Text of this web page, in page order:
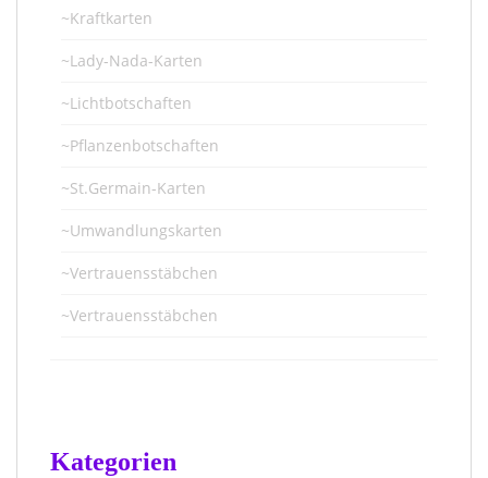
~Kraftkarten
~Lady-Nada-Karten
~Lichtbotschaften
~Pflanzenbotschaften
~St.Germain-Karten
~Umwandlungskarten
~Vertrauensstäbchen
~Vertrauensstäbchen
Kategorien